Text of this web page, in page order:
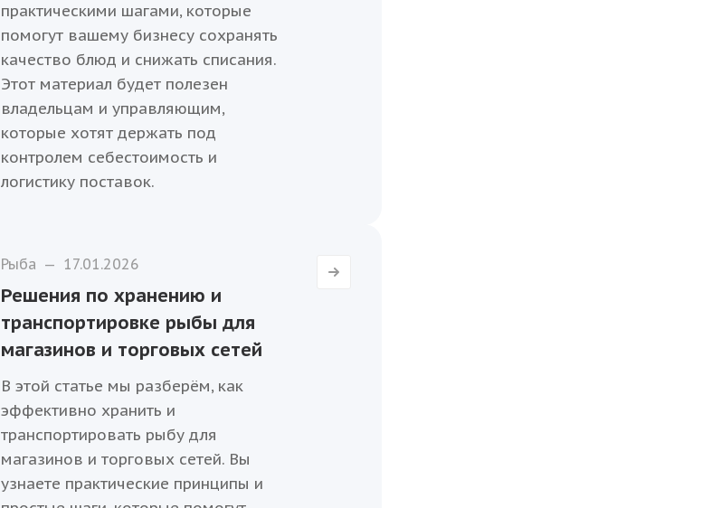
практическими шагами, которые
помогут вашему бизнесу сохранять
качество блюд и снижать списания.
Этот материал будет полезен
владельцам и управляющим,
которые хотят держать под
контролем себестоимость и
логистику поставок.
Рыба — 17.01.2026
Решения по хранению и
транспортировке рыбы для
магазинов и торговых сетей
В этой статье мы разберём, как
эффективно хранить и
транспортировать рыбу для
магазинов и торговых сетей. Вы
узнаете практические принципы и